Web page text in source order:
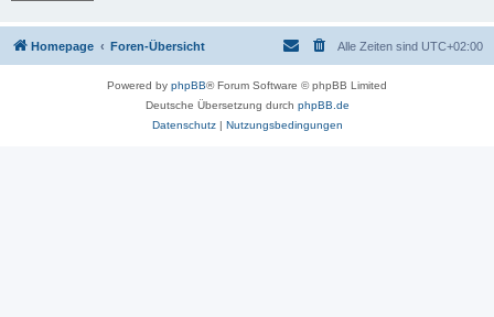
Homepage Foren-Übersicht Alle Zeiten sind UTC+02:00
Powered by phpBB® Forum Software © phpBB Limited
Deutsche Übersetzung durch phpBB.de
Datenschutz| Nutzungsbedingungen